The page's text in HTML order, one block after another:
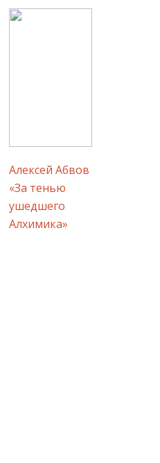
Алексей Абвов
«За тенью
ушедшего
Алхимика»